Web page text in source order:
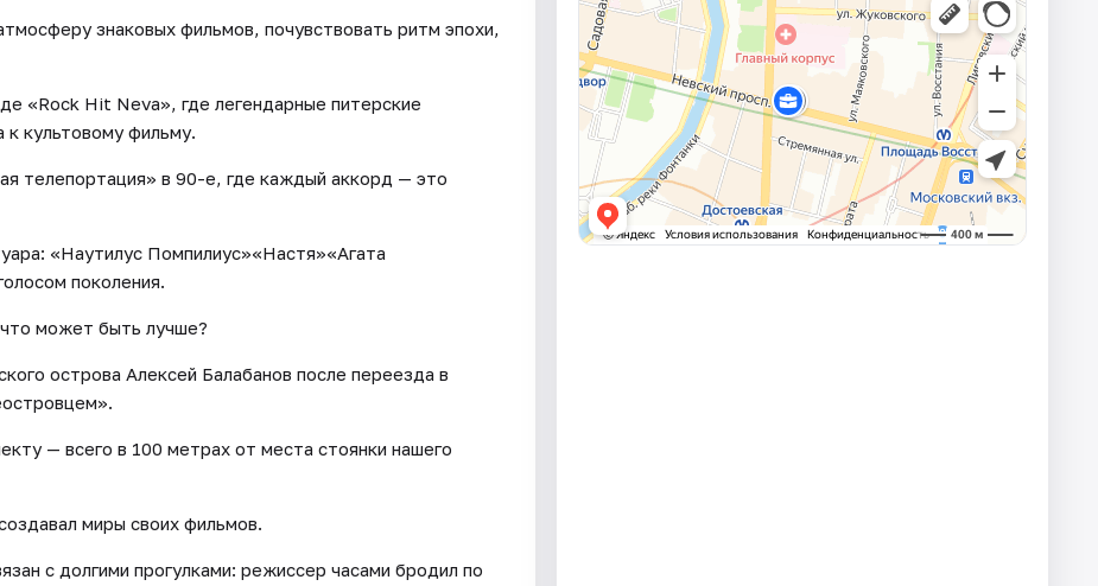
знаковых фильмов, почувствовать ритм эпохи,
«Rock Hit Neva», где легендарные питерские
к культовому фильму.
телепортация» в 90-е, где каждый аккорд — это
«Наутилус Помпилиус»«Настя»«Агата
поколения.
может быть лучше?
острова Алексей Балабанов после переезда в
— всего в 100 метрах от места стоянки нашего
миры своих фильмов.
с долгими прогулками: режиссер часами бродил по